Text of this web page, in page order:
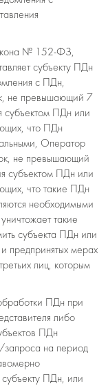
№ 152-ФЗ,
субъекту ПДн
с ПДн,
не превышающий 7
субъектом ПДн или
что ПДн
Оператор
не превышающий
субъектом ПДн или
что такие ПДн
необходимыми
такие
субъекта ПДн или
предпринятых мерах
лиц, которым
ПДн при
либо
ПДн
на период
ПДн, или